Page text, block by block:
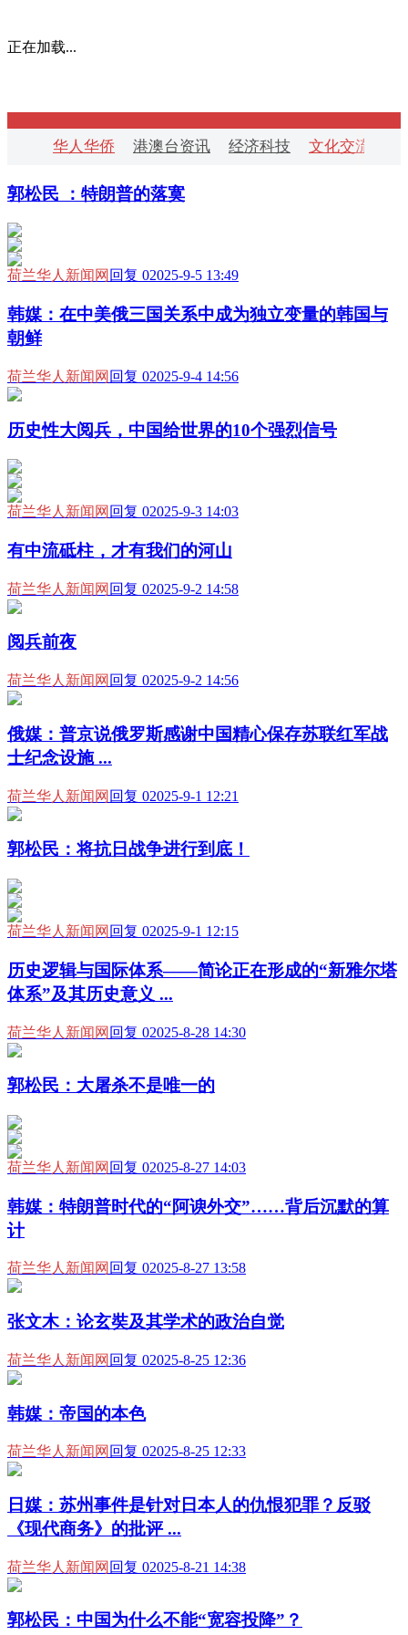
正在加载...
华人华侨 港澳台资讯 经济科技 文化交流
郭松民 ：特朗普的落寞
荷兰华人新闻网 回复 02025-9-5 13:49
韩媒：在中美俄三国关系中成为独立变量的韩国与
朝鲜
荷兰华人新闻网 回复 02025-9-4 14:56
历史性大阅兵，中国给世界的10个强烈信号
荷兰华人新闻网 回复 02025-9-3 14:03
有中流砥柱，才有我们的河山
荷兰华人新闻网 回复 02025-9-2 14:58
阅兵前夜
荷兰华人新闻网 回复 02025-9-2 14:56
俄媒：普京说俄罗斯感谢中国精心保存苏联红军战
士纪念设施 ...
荷兰华人新闻网 回复 02025-9-1 12:21
郭松民：将抗日战争进行到底！
荷兰华人新闻网 回复 02025-9-1 12:15
历史逻辑与国际体系——简论正在形成的“新雅尔塔
体系”及其历史意义 ...
荷兰华人新闻网 回复 02025-8-28 14:30
郭松民：大屠杀不是唯一的
荷兰华人新闻网 回复 02025-8-27 14:03
韩媒：特朗普时代的“阿谀外交”……背后沉默的算
计
荷兰华人新闻网 回复 02025-8-27 13:58
张文木：论玄奘及其学术的政治自觉
荷兰华人新闻网 回复 02025-8-25 12:36
韩媒：帝国的本色
荷兰华人新闻网 回复 02025-8-25 12:33
日媒：苏州事件是针对日本人的仇恨犯罪？反驳
《现代商务》的批评 ...
荷兰华人新闻网 回复 02025-8-21 14:38
郭松民：中国为什么不能“宽容投降”？